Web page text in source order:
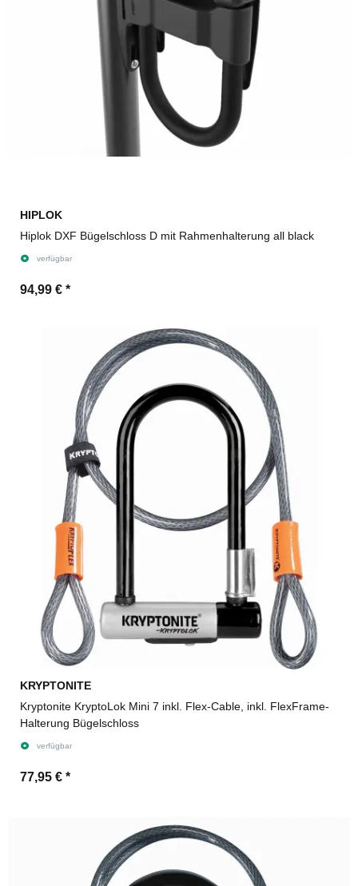
HIPLOK
Hiplok DXF Bügelschloss D mit Rahmenhalterung all black
verfügbar
94,99 € *
KRYPTONITE
Kryptonite KryptoLok Mini 7 inkl. Flex-Cable, inkl. FlexFrame-
Halterung Bügelschloss
verfügbar
77,95 € *